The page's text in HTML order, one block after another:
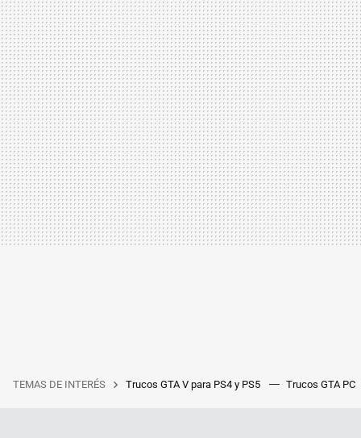
TEMAS DE INTERÉS Trucos GTA V para PS4 y PS5 Trucos GTA PC